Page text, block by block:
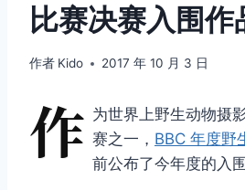
比赛决赛入围作
作者 Kido 2017 年 10 月 3 日
作 为世界上野生动物摄
赛之一， BBC 年度野
前公布了今年度的入围